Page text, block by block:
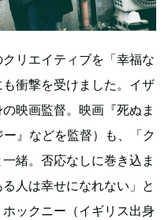
リエイティブを「幸福な
衝撃を受けました。イザ
映画監督。映画『死ぬま
』などを監督）も、「ク
緒。否応なしに巻き込ま
人は幸せになれない」と
ックニー（イギリス出身